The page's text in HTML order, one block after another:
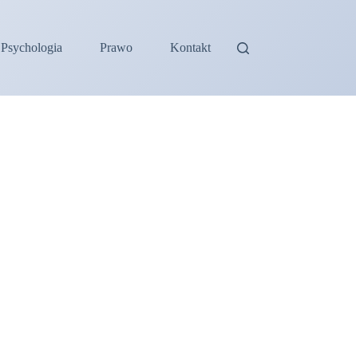
Psychologia Prawo Kontakt